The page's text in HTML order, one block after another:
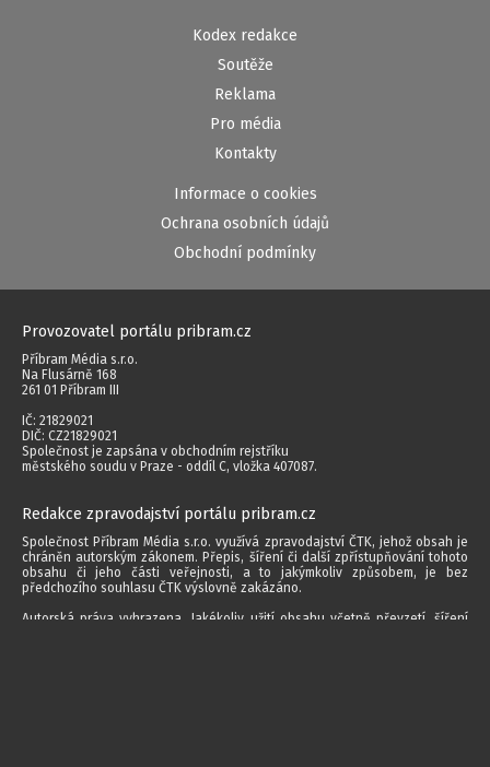
Kodex redakce
Soutěže
Reklama
Pro média
Kontakty
Informace o cookies
Ochrana osobních údajů
Obchodní podmínky
Provozovatel portálu pribram.cz
Příbram Média s.r.o.
Na Flusárně 168
261 01 Příbram III
IČ: 21829021
DIČ: CZ21829021
Společnost je zapsána v obchodním rejstříku
městského soudu v Praze - oddíl C, vložka 407087.
Redakce zpravodajství portálu pribram.cz
Společnost Příbram Média s.r.o. využívá zpravodajství ČTK, jehož obsah je
chráněn autorským zákonem. Přepis, šíření či další zpřístupňování tohoto
obsahu či jeho části veřejnosti, a to jakýmkoliv způsobem, je bez
předchozího souhlasu ČTK výslovně zakázáno.
Autorská práva vyhrazena. Jakékoliv užití obsahu včetně převzetí, šíření